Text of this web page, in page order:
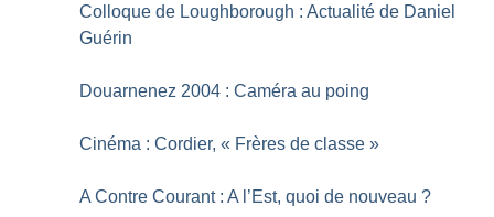
Colloque de Loughborough : Actualité de Daniel
Guérin
Douarnenez 2004 : Caméra au poing
Cinéma : Cordier, « Frères de classe »
A Contre Courant : A l’Est, quoi de nouveau ?